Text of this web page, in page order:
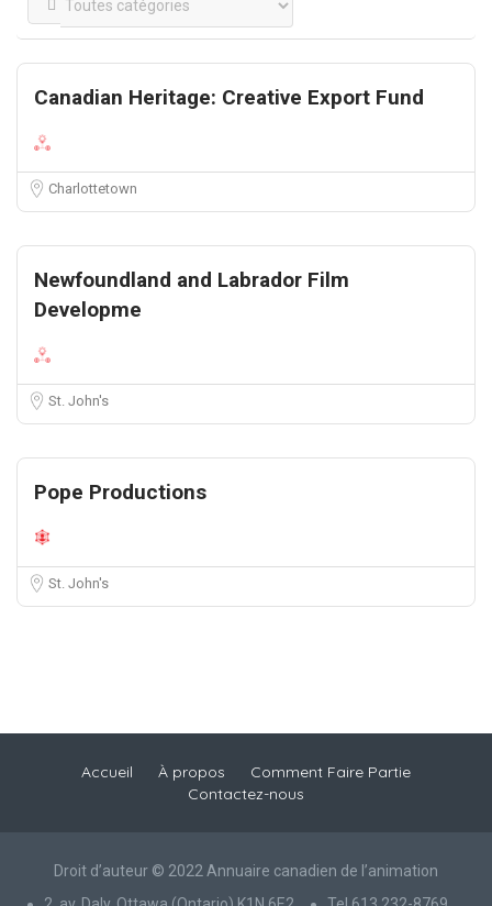
Canadian Heritage: Creative Export Fund
Charlottetown
Newfoundland and Labrador Film
Developme
St. John's
Pope Productions
St. John's
Accueil À propos
Comment Faire Partie
Contactez-nous
Droit d’auteur © 2022 Annuaire canadien de l’animation